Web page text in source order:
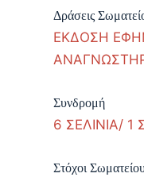
Δράσεις
ΕΚΔΟΣΗ
Συνδρομή
6 ΣΕΛΙΝΙΑ/ 1
Στόχοι